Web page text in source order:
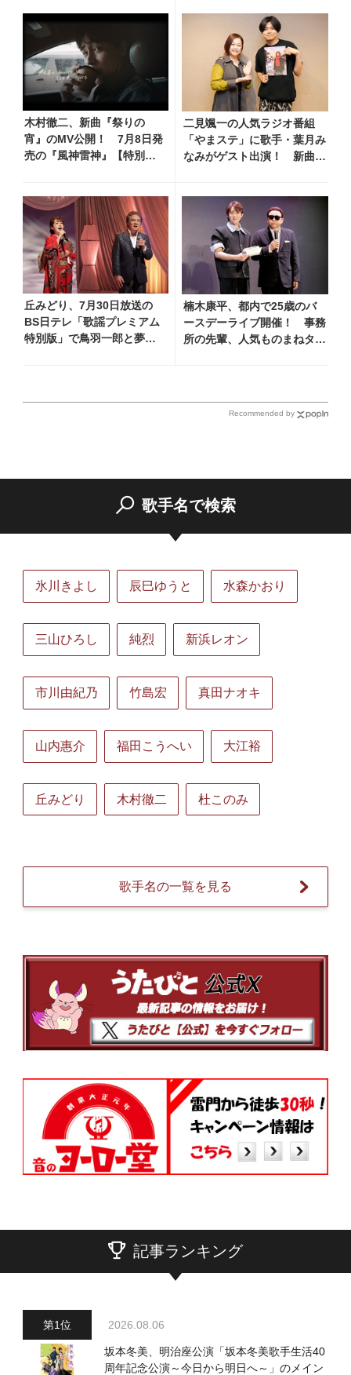
フルサイズ公開
木村徹二、新曲『祭りの
宵』のMV公開！ 7月8日発
売の『風神雷神』【特別
く
二見颯一の人気ラジオ番組
「やまステ」に歌手・葉月み
なみがゲスト出演！ 新曲
丘みどり、7月30日放送の
BS日テレ「歌謡プレミアム
特別版」で鳥羽一郎と夢の
楠木康平、都内で25歳のバ
ースデーライブ開催！ 事務
所の先輩、人気ものまねタレ
Recommended by
歌手名で検索
氷川きよし 辰巳ゆうと 水森かおり
三山ひろし 純烈 新浜レオン
市川由紀乃 竹島宏 真田ナオキ
山内惠介 福田こうへい 大江裕
丘みどり 木村徹二 杜このみ
歌手名の一覧を見る
記事ランキング
2026.08.06
坂本冬美、明治座公演「坂本冬美歌手生活40
周年記念公演～今日から明日へ～」のメイン